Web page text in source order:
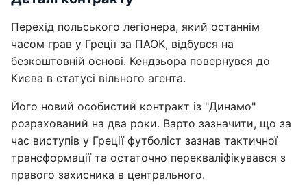
Перехід польського легіонера, який останнім
часом грав у Греції за ПАОК, відбувся на
безкоштовній основі. Кендзьора повернувся до
Києва в статусі вільного агента.
Його новий особистий контракт із "Динамо"
розрахований на два роки. Варто зазначити, що за
час виступів у Греції футболіст зазнав тактичної
трансформації та остаточно перекваліфікувався з
правого захисника в центрального.